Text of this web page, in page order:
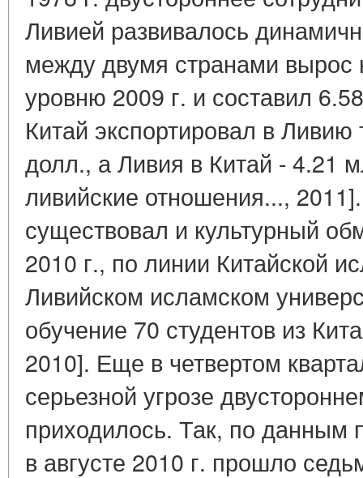
Ливией развивалось
между двумя странами
уровню 2009 г. и составил
Китай экспортировал в
долл., а Ливия в Китай - 4.21
ливийские отношения...,
существовал и культурный
2010 г., по линии Китайской
Ливийском исламском
обучение 70 студентов из
2010]. Еще в четвертом
серьезной угрозе
приходилось. Так, по данным
в августе 2010 г. прошло